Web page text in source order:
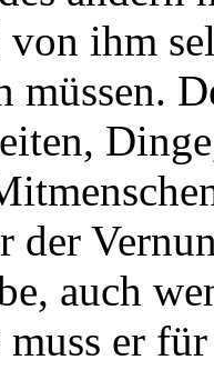
von ihm
müssen.
der
auch
er